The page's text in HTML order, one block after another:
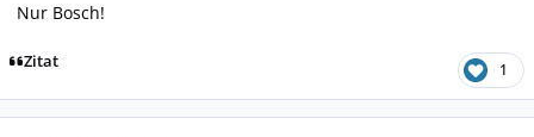
Nur Bosch!
Zitat 1